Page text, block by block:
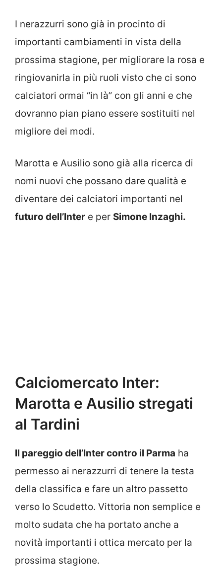
I nerazzurri sono già in procinto di
importanti cambiamenti in vista della
prossima stagione, per migliorare la rosa e
ringiovanirla in più ruoli visto che ci sono
calciatori ormai “in là” con gli anni e che
dovranno pian piano essere sostituiti nel
migliore dei modi.
Marotta e Ausilio sono già alla ricerca di
nomi nuovi che possano dare qualità e
diventare dei calciatori importanti nel
futuro dell’Inter e per Simone Inzaghi.
Calciomercato Inter:
Marotta e Ausilio stregati
al Tardini
Il pareggio dell’Inter contro il Parma ha
permesso ai nerazzurri di tenere la testa
della classifica e fare un altro passetto
verso lo Scudetto. Vittoria non semplice e
molto sudata che ha portato anche a
novità importanti i ottica mercato per la
prossima stagione.